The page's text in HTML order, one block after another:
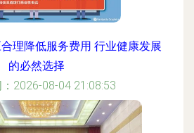
理降低服务费用 行业健康发展
的必然选择
2026-08-04 21:08:53